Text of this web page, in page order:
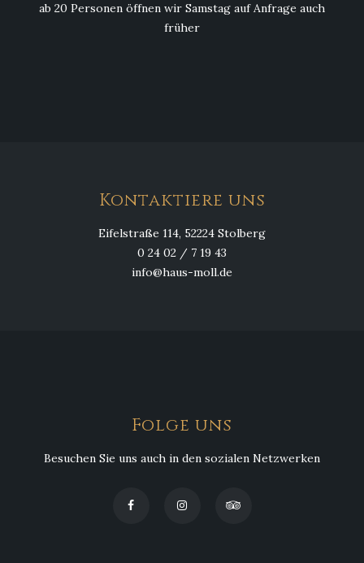
ab 20 Personen öffnen wir Samstag auf Anfrage auch
früher
Kontaktiere uns
Eifelstraße 114, 52224 Stolberg
0 24 02 / 7 19 43
info@haus-moll.de
Folge uns
Besuchen Sie uns auch in den sozialen Netzwerken